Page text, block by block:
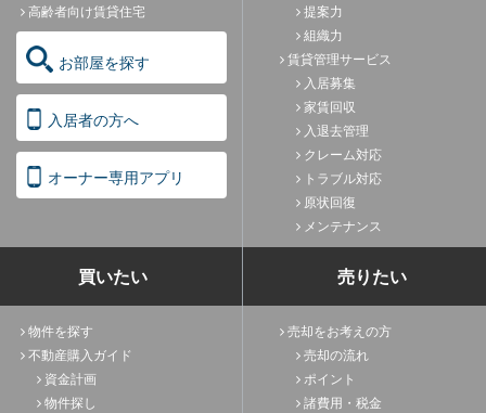
高齢者向け賃貸住宅
お部屋を探す
入居者の方へ
オーナー専用アプリ
提案力
組織力
賃貸管理サービス
入居募集
家賃回収
入退去管理
クレーム対応
トラブル対応
原状回復
メンテナンス
買いたい
物件を探す
不動産購入ガイド
資金計画
物件探し
売りたい
売却をお考えの方
売却の流れ
ポイント
諸費用・税金